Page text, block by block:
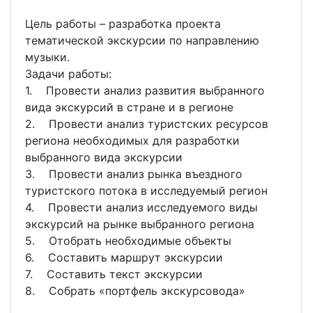
Цель работы – разработка проекта
тематической экскурсии по направлению
музыки.
Задачи работы:
1. Провести анализ развития выбранного
вида экскурсий в стране и в регионе
2. Провести анализ туристских ресурсов
региона необходимых для разработки
выбранного вида экскурсии
3. Провести анализ рынка въездного
туристского потока в исследуемый регион
4. Провести анализ исследуемого виды
экскурсий на рынке выбранного региона
5. Отобрать необходимые объекты
6. Составить маршрут экскурсии
7. Составить текст экскурсии
8. Собрать «портфель экскурсовода»